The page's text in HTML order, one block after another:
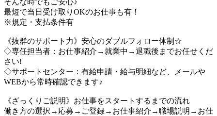
最短で当日受け取りOKのお仕事も有！
※規定・支払条件有
《抜群のサポート力》安心のダブルフォロー体制☆
◇専任担当者：お仕事紹介→就業中→退職後までお任せくだ
さい!
◇サポートセンター：有給申請・給与明細など、メールや
WEBから常時確認できます♪
《ざっくりご説明》お仕事をスタートするまでの流れ
働き方の選択→応募→ご登録→お仕事紹介→職場説明→お仕